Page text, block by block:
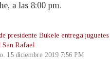
a las 8:00 pm.
presidente Bukele entrega
San Rafael
15 diciembre 2019 7:56 PM